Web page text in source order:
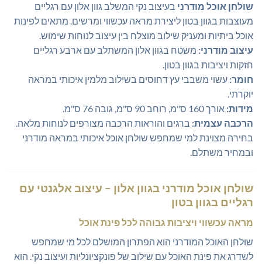
שולחן אוכל מודרני בעיצוב נקי המשלב גוון אלון עם רגליים
מעוצבות בגוון בטון ליצירת מראה עכשווי ומרשים. מתאים לפינות
אוכל ביתיות ומעניק שילוב מוצלח בין עיצוב לנוחות שימוש.
עיצוב מודרני: משטח בגוון אלון המשתלב עם ארבע רגליים
חזקות ויציבות בגוון בטון.
חומר: עשוי משבבי עץ דחוסים בשילוב מלמין איכותי במראה
יוקרתי.
מידות: אורך 160 ס"מ, רוחב 90 ס"מ, גובה 76 ס"מ.
הרכבה עצמית: ברגים והוראות הרכבה מצורפים לנוחות מלאה.
בחירה מצוינת למי שמחפש שולחן אוכל איכותי במראה מודרני
ובמחיר משתלם.
שולחן אוכל מודרני בגוון אלון – עיצוב אלגנטי עם
רגליים בגוון בטון
מראה עכשווי ויציבות גבוהה לכל פינת אוכל
שולחן האוכל המודרני הוא הפתרון המושלם לכל מי שמחפש
לשדרג את פינת האוכל עם שילוב של פונקציונליות ועיצוב נקי. הוא